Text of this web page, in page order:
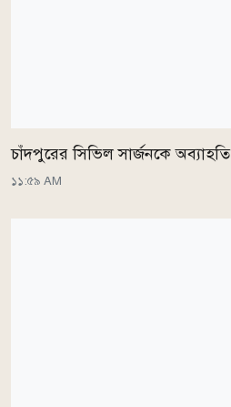
চাঁদপুরের সিভিল সার্জনকে অব্যাহতি
১১:৫৯ AM